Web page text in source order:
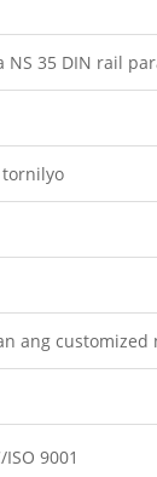
NS 35 DIN rail
tornilyo
ang customized
ISO 9001